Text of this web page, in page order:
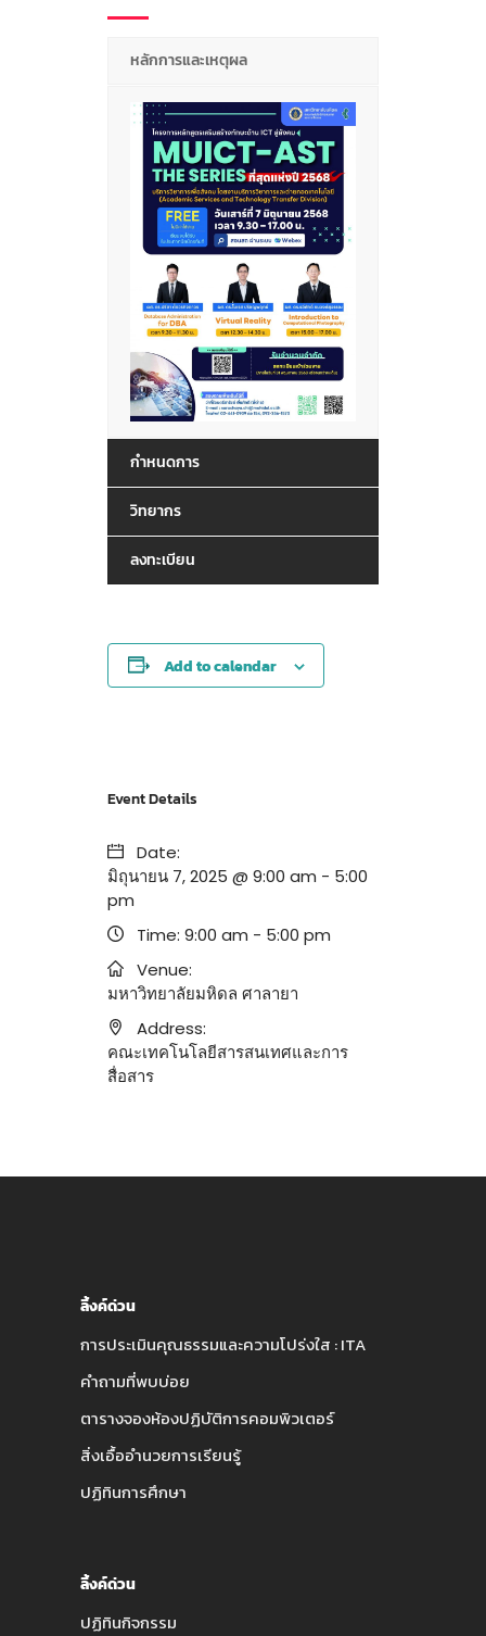
หลักการและเหตุผล
กำหนดการ
วิทยากร
ลงทะเบียน
Add to calendar
Event Details
Date:
มิถุนายน 7, 2025 @ 9:00 am - 5:00
pm
Time: 9:00 am - 5:00 pm
Venue:
มหาวิทยาลัยมหิดล ศาลายา
Address:
คณะเทคโนโลยีสารสนเทศและการ
สื่อสาร
ลิ้งค์ด่วน
การประเมินคุณธรรมและความโปร่งใส : ITA
คำถามที่พบบ่อย
ตารางจองห้องปฏิบัติการคอมพิวเตอร์
สิ่งเอื้ออำนวยการเรียนรู้
ปฏิทินการศึกษา
ลิ้งค์ด่วน
ปฏิทินกิจกรรม